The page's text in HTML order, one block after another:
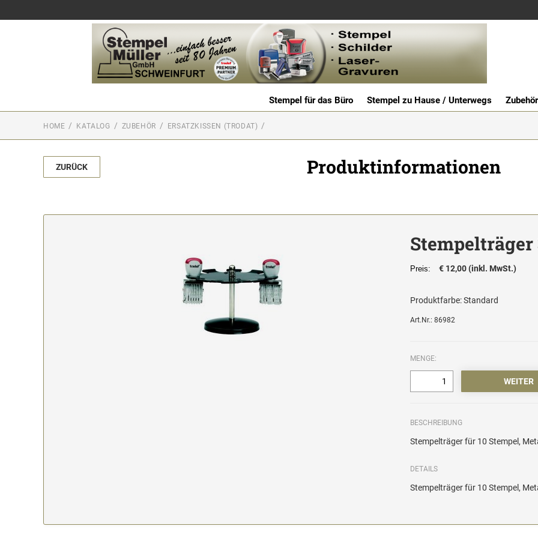
Stempel für das Büro Stempel zu Hause / Unterwegs Zubehör
HOME KATALOG ZUBEHÖR ERSATZKISSEN (TRODAT)
ZURÜCK Produktinformationen
Stempelträger
Preis: € 12,00 (inkl. MwSt.)
Produktfarbe:Standard
Art.Nr.: 86982
MENGE:
BESCHREIBUNG
Stempelträger für 10 Stempel,
DETAILS
Stempelträger für 10 Stempel,